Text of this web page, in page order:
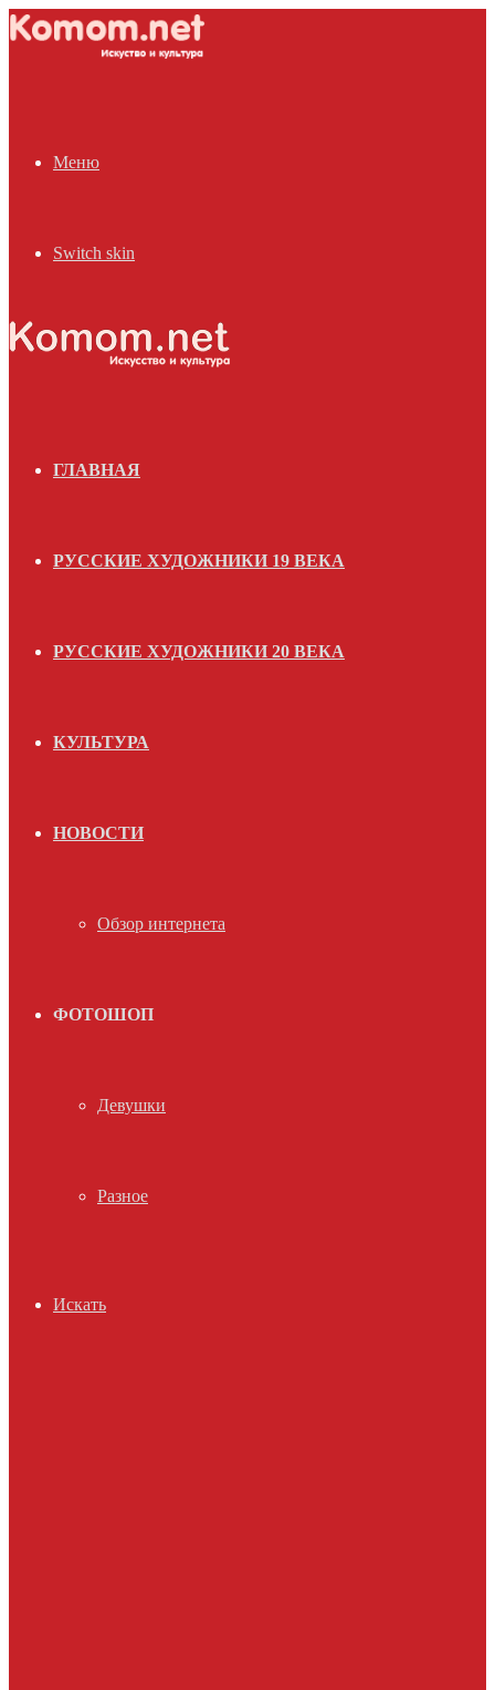
Меню
Switch skin
ГЛАВНАЯ
РУССКИЕ ХУДОЖНИКИ 19 ВЕКА
РУССКИЕ ХУДОЖНИКИ 20 ВЕКА
КУЛЬТУРА
НОВОСТИ
Обзор интернета
ФОТОШОП
Девушки
Разное
Искать